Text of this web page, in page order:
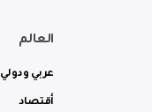
العالم
عربي ودولي
أقتصاد